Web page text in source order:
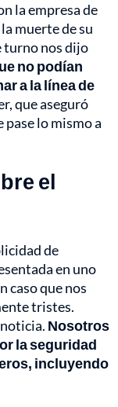
la empresa de
muerte de su
turno nos dijo
no podían
a la línea de
que aseguró
pase lo mismo a
el
de
en uno
caso que nos
tristes.
Nosotros
la seguridad
incluyendo